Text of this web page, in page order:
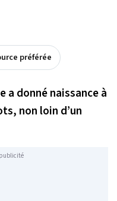
préférée
a donné naissance à
non loin d’un